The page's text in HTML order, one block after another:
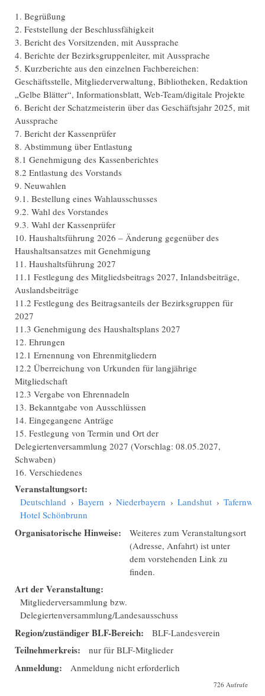
1. Begrüßung
2. Feststellung der Beschlussfähigkeit
3. Bericht des Vorsitzenden, mit Aussprache
4. Berichte der Bezirksgruppenleiter, mit Aussprache
5. Kurzberichte aus den einzelnen Fachbereichen:
Geschäftsstelle, Mitgliederverwaltung, Bibliotheken, Redaktion
„Gelbe Blätter“, Informationsblatt, Web-Team/digitale Projekte
6. Bericht der Schatzmeisterin über das Geschäftsjahr 2025, mit
Aussprache
7. Bericht der Kassenprüfer
8. Abstimmung über Entlastung
8.1 Genehmigung des Kassenberichtes
8.2 Entlastung des Vorstands
9. Neuwahlen
9.1. Bestellung eines Wahlausschusses
9.2. Wahl des Vorstandes
9.3. Wahl der Kassenprüfer
10. Haushaltsführung 2026 – Änderung gegenüber des
Haushaltsansatzes mit Genehmigung
11. Haushaltsführung 2027
11.1 Festlegung des Mitgliedsbeitrags 2027, Inlandsbeiträge,
Auslandsbeiträge
11.2 Festlegung des Beitragsanteils der Bezirksgruppen für
2027
11.3 Genehmigung des Haushaltsplans 2027
12. Ehrungen
12.1 Ernennung von Ehrenmitgliedern
12.2 Überreichung von Urkunden für langjährige
Mitgliedschaft
12.3 Vergabe von Ehrennadeln
13. Bekanntgabe von Ausschlüssen
14. Eingegangene Anträge
15. Festlegung von Termin und Ort der
Delegiertenversammlung 2027 (Vorschlag: 08.05.2027,
Schwaben)
16. Verschiedenes
Veranstaltungsort:
Deutschland › Bayern › Niederbayern › Landshut ›
Hotel Schönbrunn
Organisatorische Hinweise:
Weiteres zum Veranstaltungsort
(Adresse, Anfahrt) ist unter
dem vorstehenden Link zu
finden.
Art der Veranstaltung:
Mitgliederversammlung bzw.
Delegiertenversammlung/Landesausschuss
Region/zuständiger BLF-Bereich: BLF-Landesverein
Teilnehmerkreis: nur für BLF-Mitglieder
Anmeldung: Anmeldung nicht erforderlich
726 Aufrufe